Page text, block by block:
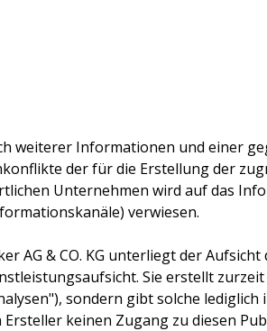
weiterer Informationen und einer
der für die Erstellung der
Unternehmen wird auf das
verwiesen.
AG & CO. KG unterliegt der Aufsicht
Sie erstellt
sondern gibt solche
Ersteller keinen Zugang zu diesen